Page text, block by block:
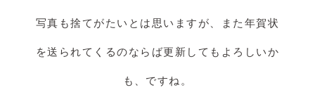
写真も捨てがたいとは思いますが、また年賀状
を送られてくるのならば更新してもよろしいか
も、ですね。